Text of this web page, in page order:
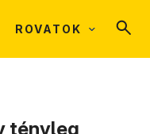
ROVATOK
tényleg